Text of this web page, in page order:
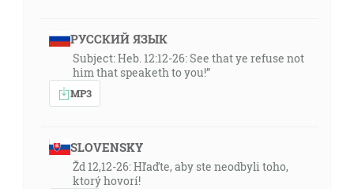
РУССКИЙ ЯЗЫК
Subject: Heb. 12:12-26: See that ye refuse not
him that speaketh to you!”
MP3
SLOVENSKY
Žd 12,12-26: Hľaďte, aby ste neodbyli toho,
ktorý hovorí!